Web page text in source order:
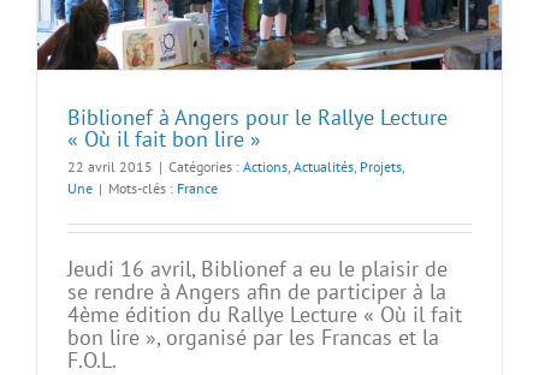
Biblionef à Angers pour le Rallye Lecture
« Où il fait bon lire »
22 avril 2015 | Catégories : Actions Actualités Projets
Une | Mots-clés : France
Jeudi 16 avril, Biblionef a eu le plaisir de
se rendre à Angers afin de participer à la
4ème édition du Rallye Lecture « Où il fait
bon lire », organisé par les Francas et la
F.O.L.